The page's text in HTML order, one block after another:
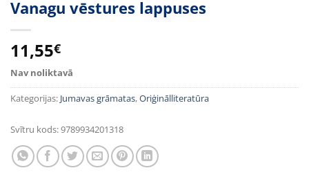
Vanagu vēstures lappuses
11,55€
Nav noliktavā
Kategorijas: Jumavas grāmatas,Oriģinālliteratūra
Svītru kods:9789934201318